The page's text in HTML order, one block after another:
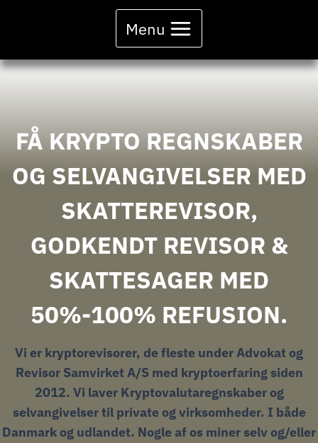
Menu
FÅ KRYPTO REGNSKABER
OG SELVANGIVELSER MED
SKATTEREVISOR,
GODKENDT REVISOR &
SKATTESAGER MED
50%-100% REFUSION.
Vi er kryptorevisorer, de fleste under Advokat og
Revisor Samvirket A/S med kryptoerfaring siden
2012. Vi laver Kryptovalutaregnskaber og
selvangivelser til private og virksomheder. I både
Danmark og udlandet. Nogle af os miner selv og/eller